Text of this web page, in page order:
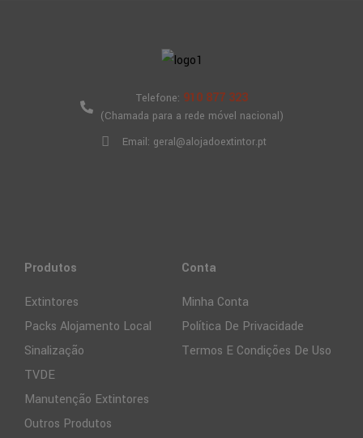
Telefone: 910 877 323
(Chamada para a rede móvel nacional)
Email: geral@alojadoextintor.pt
Produtos
Extintores
Packs Alojamento Local
Sinalização
TVDE
Manutenção Extintores
Outros Produtos
Conta
Minha Conta
Política De Privacidade
Termos E Condições De Uso